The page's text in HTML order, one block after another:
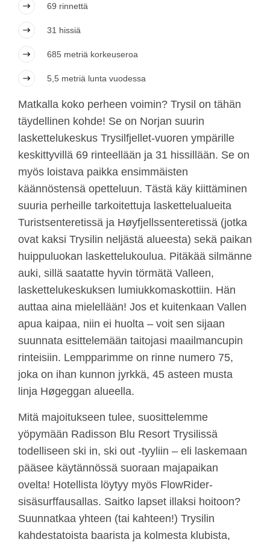
69 rinnettä
31 hissiä
685 metriä korkeuseroa
5,5 metriä lunta vuodessa
Matkalla koko perheen voimin? Trysil on tähän
täydellinen kohde! Se on Norjan suurin
laskettelukeskus Trysilfjellet-vuoren ympärille
keskittyvillä 69 rinteellään ja 31 hissillään. Se on
myös loistava paikka ensimmäisten
käännöstensä opetteluun. Tästä käy kiittäminen
suuria perheille tarkoitettuja laskettelualueita
Turistsenteretissä ja Høyfjellssenteretissä (jotka
ovat kaksi Trysilin neljästä alueesta) sekä paikan
huippuluokan laskettelukoulua. Pitäkää silmänne
auki, sillä saatatte hyvin törmätä Valleen,
laskettelukeskuksen lumiukkomaskottiin. Hän
auttaa aina mielellään! Jos et kuitenkaan Vallen
apua kaipaa, niin ei huolta – voit sen sijaan
suunnata esittelemään taitojasi maailmancupin
rinteisiin. Lempparimme on rinne numero 75,
joka on ihan kunnon jyrkkä, 45 asteen musta
linja Høgeggan alueella.
Mitä majoitukseen tulee, suosittelemme
yöpymään Radisson Blu Resort Trysilissä
todelliseen ski in, ski out -tyyliin – eli laskemaan
pääsee käytännössä suoraan majapaikan
ovelta! Hotellista löytyy myös FlowRider-
sisäsurffausallas. Saitko lapset illaksi hoitoon?
Suunnatkaa yhteen (tai kahteen!) Trysilin
kahdestatoista baarista ja kolmesta klubista,